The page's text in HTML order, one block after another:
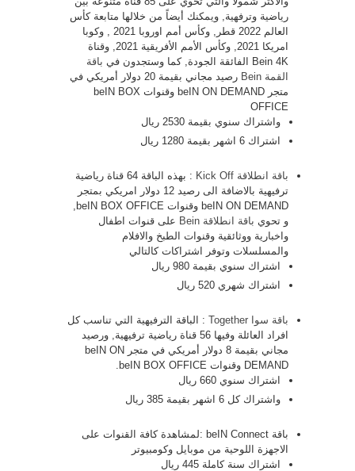
رياضية وترفهية, ويمكنك أيضاً من خلالها متابعة كأس
العالم 2022 قطر, وكأس أمم اوروبا 2021 , وكوبا
امريكا 2021, وكأس الأمم الأفريقية 2021, وقناة
Bein 4K الفائقة الجودة, كما وستجدون في
باقة
القمة Bein
رصيد مجاني بقيمة 20 دولار أمريكي في
متجر beIN ON DEMAND وقنوات beIN BOX
OFFICE
واشتراك سنوي بقيمة 2530 ريال
اشتراك 6 اشهر بقيمة 1280 ريال
باقة انطلاقة Kick Off
: بهذه الباقة 64 قناة رياضية
ترفيهية بالاضافة الى رصيد 12 دولار امريكي بمتجر
و تحوي باقة انطلاقة Bein
على قنوات اطفال
واخبارية ووثائقية وقنوات الطبخ والافلام
والمسلسلات وتوفر اشتراكات كالتالي
اشتراك سنوي بقيمة 980 ريال
اشتراك شهري 520 ريال
باقة سوا Together
: الباقة الترفيهية التي تناسب كل
افراد العائلة وفيها 56 قناة رياضية ترفيهية, ورصيد
مجاني بقيمة 8 دولار أمريكي في متجر beIN ON
DEMAND وقنوات beIN BOX OFFICE.
اشتراك سنوي 660 ريال
واشتراك كل 6 اشهر بقيمة 385 ريال
باقة beIN Connect :لمشاهدة كافة القنوات على
الاجهزة اللوحية من موبايل وكومبيوتر
اشتراك سنة كاملة 445 ريال